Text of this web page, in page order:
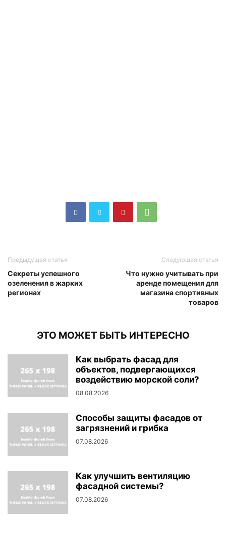
Предыдущая статья
Секреты успешного
озеленения в жарких
регионах
Следующая статья
Что нужно учитывать при
аренде помещения для
магазина спортивных
товаров
ЭТО МОЖЕТ БЫТЬ ИНТЕРЕСНО
Как выбрать фасад для
объектов, подвергающихся
воздействию морской соли?
08.08.2026
Способы защиты фасадов от
загрязнений и грибка
07.08.2026
Как улучшить вентиляцию
фасадной системы?
07.08.2026